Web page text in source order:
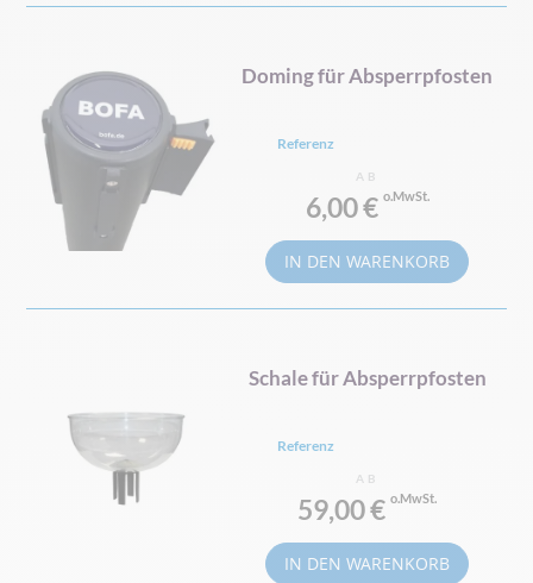
Doming für Absperrpfosten
Referenz
AB
6,00 €
IN DEN WARENKORB
Schale für Absperrpfosten
Referenz
AB
59,00 €
IN DEN WARENKORB